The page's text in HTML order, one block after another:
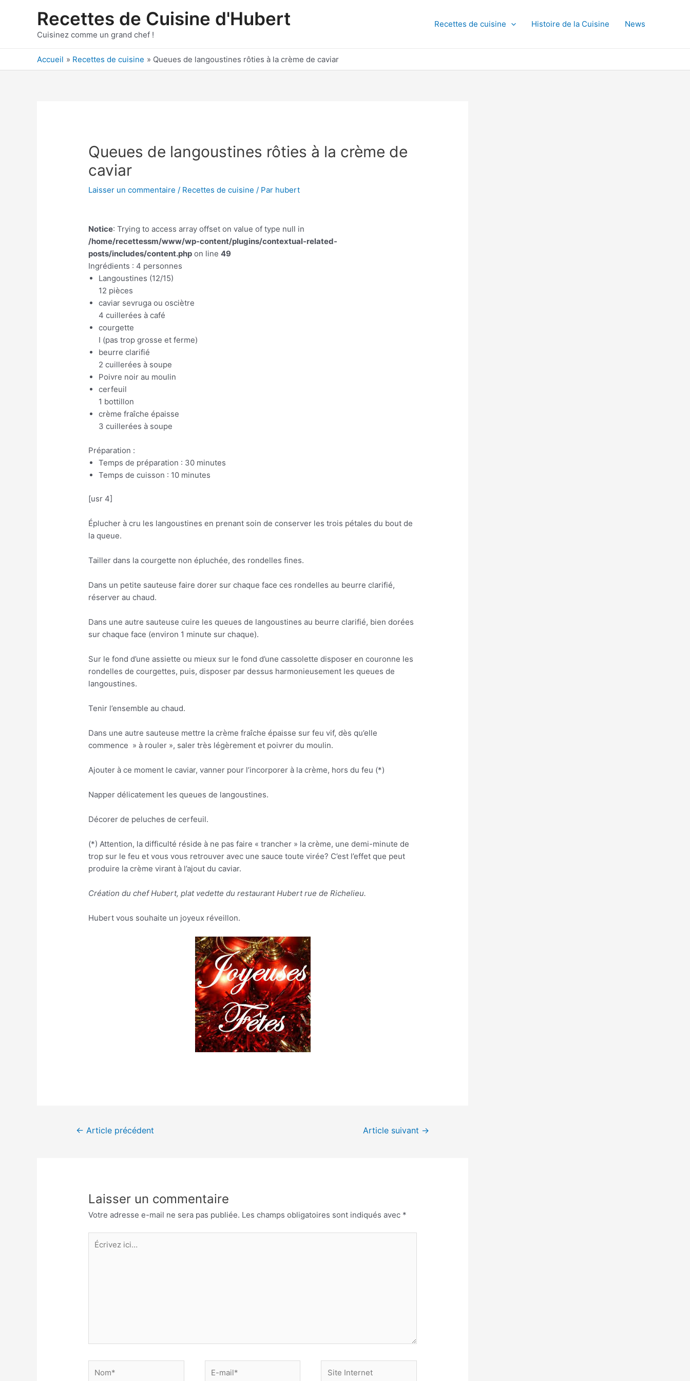
Recettes de Cuisine d'Hubert
Cuisinez comme un grand chef !
Recettes de cuisine Histoire de la Cuisine News
Accueil Recettes de cuisine Queues de langoustines rôties à la crème de caviar
Queues de langoustines rôties à la crème de
caviar
Laisser un commentaire / Recettes de cuisine / Par hubert
Notice: Trying to access array offset on value of type null in
/home/recettessm/www/wp-content/plugins/contextual-related-
posts/includes/content.php on line49
Ingrédients : 4 personnes
Langoustines (12/15)
12 pièces
caviar sevruga ou osciètre
4 cuillerées à café
courgette
I (pas trop grosse et ferme)
beurre clarifié
2 cuillerées à soupe
Poivre noir au moulin
cerfeuil
1 bottillon
crème fraîche épaisse
3 cuillerées à soupe
Préparation :
Temps de préparation : 30 minutes
Temps de cuisson : 10 minutes
[usr 4]
Éplucher à cru les langoustines en prenant soin de conserver les trois pétales du bout de
la queue.
Tailler dans la courgette non épluchée, des rondelles fines.
Dans un petite sauteuse faire dorer sur chaque face ces rondelles au beurre clarifié,
réserver au chaud.
Dans une autre sauteuse cuire les queues de langoustines au beurre clarifié, bien dorées
sur chaque face (environ 1 minute sur chaque).
Sur le fond d’une assiette ou mieux sur le fond d’une cassolette disposer en couronne les
rondelles de courgettes, puis, disposer par dessus harmonieusement les queues de
langoustines.
Tenir l’ensemble au chaud.
Dans une autre sauteuse mettre la crème fraîche épaisse sur feu vif, dès qu’elle
commence » à rouler », saler très légèrement et poivrer du moulin.
Ajouter à ce moment le caviar, vanner pour l’incorporer à la crème, hors du feu (*)
Napper délicatement les queues de langoustines.
Décorer de peluches de cerfeuil.
(*) Attention, la difficulté réside à ne pas faire « trancher » la crème, une demi-minute de
trop sur le feu et vous vous retrouver avec une sauce toute virée? C’est l’effet que peut
produire la crème virant à l’ajout du caviar.
Création du chef Hubert, plat vedette du restaurant Hubert rue de Richelieu.
Hubert vous souhaite un joyeux réveillon.
Navigation
← Article précédent Article suivant →
Laisser un commentaire
Votre adresse e-mail ne sera pas publiée. Les champs obligatoires sont indiqués avec *
Écrivez
ici…
mail*
Internet